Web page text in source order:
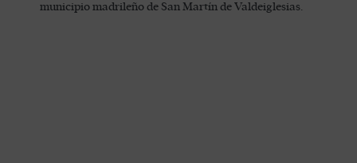
municipio madrileño de San Martín de Valdeiglesias.